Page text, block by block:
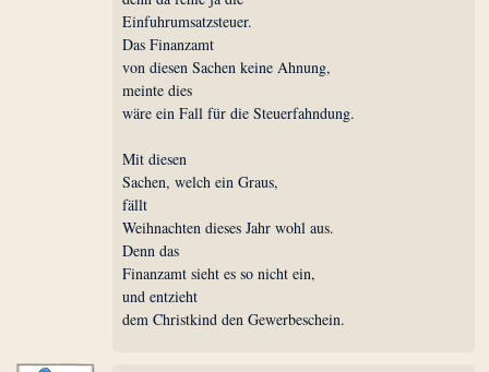
Einfuhrumsatzsteuer.
Das Finanzamt
von diesen Sachen keine Ahnung,
meinte dies
wäre ein Fall für die Steuerfahndung.
Mit diesen
Sachen, welch ein Graus,
fällt
Weihnachten dieses Jahr wohl aus.
Denn das
Finanzamt sieht es so nicht ein,
und entzieht
dem Christkind den Gewerbeschein.